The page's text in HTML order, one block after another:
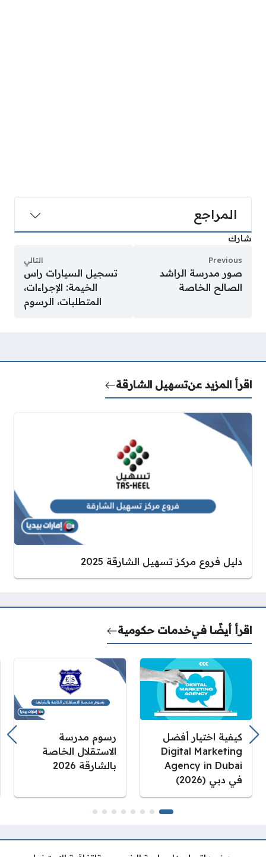
المراجع
شارك
Previous
صور مدرسة الراشد
الصالح الخاصة
التالي
تسجيل السيارات راس
الخيمة: الإجراءات،
المتطلبات، الرسوم
اقرأ المزيد عنتسهيل الشارقة
دليل فروع مركز تسهيل الشارقة 2025
اقرأ أيضًا فيخدمات حكومية
كيفية اختيار أفضل
Digital Marketing
Agency in Dubai
في دبي (2026)
رسوم مدرسة
الاستقلال الخاصة
بالشارقة 2026